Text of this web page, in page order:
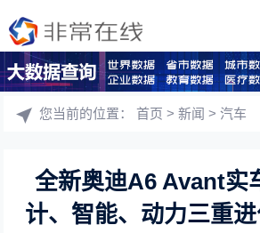
您当前的位置：首页 >新闻 >汽车
全新奥迪A6 Avant实
计、智能、动力三重